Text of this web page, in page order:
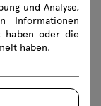
Funktionen
schief
und Analyse,
Informationen
haben oder die
haben.